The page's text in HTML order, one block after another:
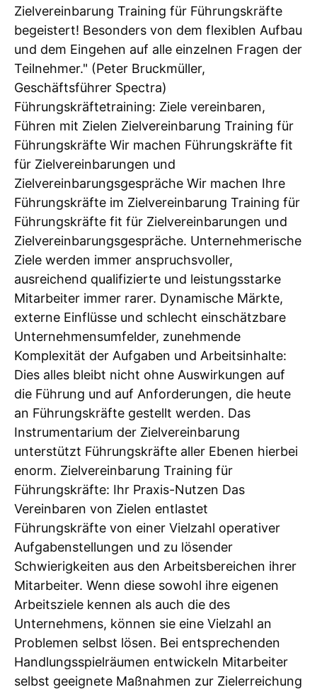
Zielvereinbarung Training für Führungskräfte
begeistert! Besonders von dem flexiblen Aufbau
und dem Eingehen auf alle einzelnen Fragen der
Teilnehmer." (Peter Bruckmüller,
Geschäftsführer Spectra)
Führungskräftetraining: Ziele vereinbaren,
Führen mit Zielen Zielvereinbarung Training für
Führungskräfte Wir machen Führungskräfte fit
für Zielvereinbarungen und
Zielvereinbarungsgespräche Wir machen Ihre
Führungskräfte im Zielvereinbarung Training für
Führungskräfte fit für Zielvereinbarungen und
Zielvereinbarungsgespräche. Unternehmerische
Ziele werden immer anspruchsvoller,
ausreichend qualifizierte und leistungsstarke
Mitarbeiter immer rarer. Dynamische Märkte,
externe Einflüsse und schlecht einschätzbare
Unternehmensumfelder, zunehmende
Komplexität der Aufgaben und Arbeitsinhalte:
Dies alles bleibt nicht ohne Auswirkungen auf
die Führung und auf Anforderungen, die heute
an Führungskräfte gestellt werden. Das
Instrumentarium der Zielvereinbarung
unterstützt Führungskräfte aller Ebenen hierbei
enorm. Zielvereinbarung Training für
Führungskräfte: Ihr Praxis-Nutzen Das
Vereinbaren von Zielen entlastet
Führungskräfte von einer Vielzahl operativer
Aufgabenstellungen und zu lösender
Schwierigkeiten aus den Arbeitsbereichen ihrer
Mitarbeiter. Wenn diese sowohl ihre eigenen
Arbeitsziele kennen als auch die des
Unternehmens, können sie eine Vielzahl an
Problemen selbst lösen. Bei entsprechenden
Handlungsspielräumen entwickeln Mitarbeiter
selbst geeignete Maßnahmen zur Zielerreichung